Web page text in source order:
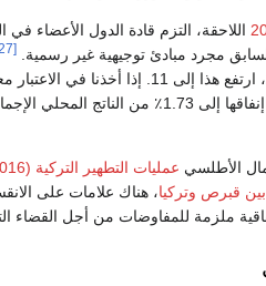
اللاحقة، التزم قادة الدول الأعضاء في الناتو
مجرد مبادئ توجيهية غير رسمية.
[27]
المحلي الإجمالي.
الأطلسي عمليات التطهير التركية (2016–الآن)
قبرص وتركيا، هناك علامات على
ملزمة للمفاوضات من أجل القضاء